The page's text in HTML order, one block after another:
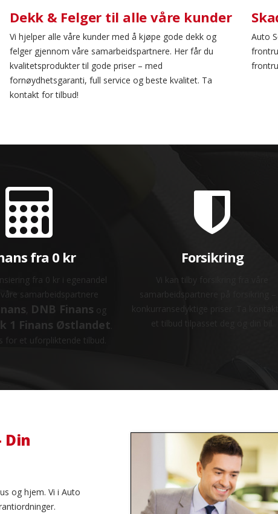
Dekk & Felger til alle våre kunder
Vi hjelper alle våre kunder med å kjøpe gode dekk og
felger gjennom våre samarbeidspartnere. Her får du
kvalitetsprodukter til gode priser – med
fornøydhetsgaranti, full service og beste kvalitet. Ta
kontakt for tilbud!
Auto
fra 0 kr
fra 0 kr i egenandel
samarbeidspartnere
, DNB Finans og
1 Finans Østlandet
for et uforpliktende tilbud.
Forsikring
Vi kan tilby forsikring fra våre
samarbeidspartnere på forsikring –
konkurransedyktige priser. Ta kontakt
et tilbud tilpasset deg og din bil.
og hjem. Vi i Auto